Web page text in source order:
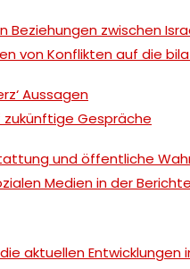
Beziehungen zwischen
von Konflikten auf die
Aussagen
zukünftige Gespräche
und öffentliche
Medien in der
aktuellen Entwicklungen